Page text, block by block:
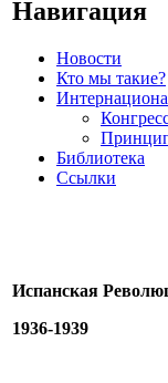
Навигация
Новости
Кто мы такие?
Библиотека
Ссылки
Испанская
1936-1939